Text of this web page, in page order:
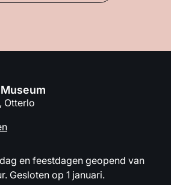
Otterlo
en feestdagen geopend van
Gesloten op 1 januari.